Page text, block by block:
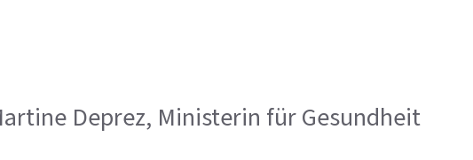
Deprez, Ministerin für Gesundheit